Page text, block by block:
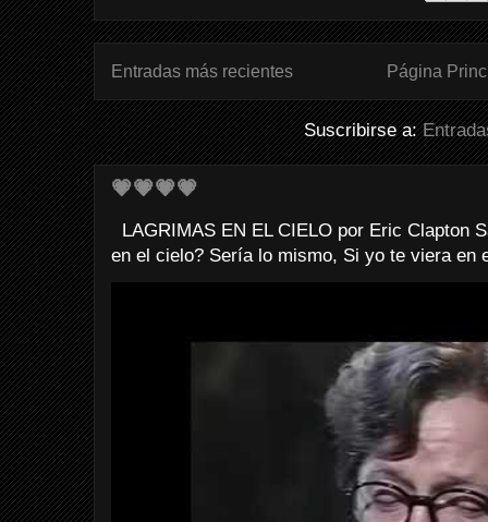
Entradas más recientes Página
Suscribirse a:
💗💗💗💗
LAGRIMAS EN EL CIELO por Eric Clapton
en el cielo? Sería lo mismo, Si yo te viera en